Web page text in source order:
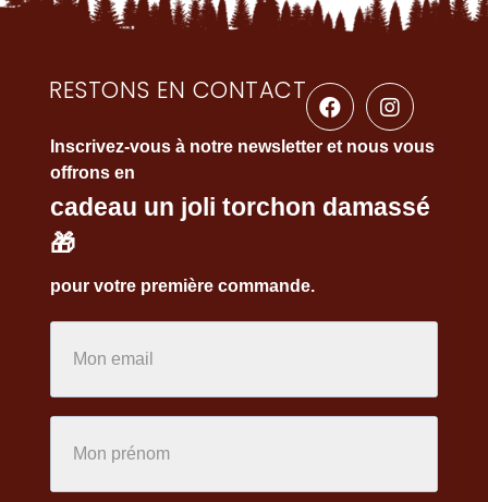
RESTONS EN CONTACT
Inscrivez-vous à notre newsletter et nous vous
offrons en
cadeau un joli torchon damassé
🎁
pour votre première commande.